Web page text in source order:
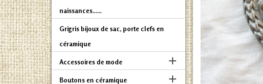
naissances......
Grigris bijoux de sac, porte clefs en
céramique
Accessoires de mode 
Boutons en céramique 